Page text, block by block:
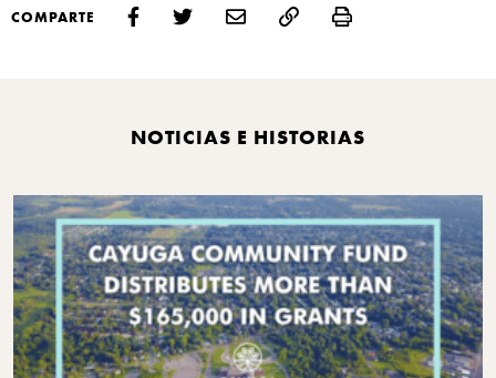
COMPARTE Print
NOTICIAS E HISTORIAS